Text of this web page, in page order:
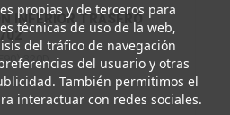
INFERIOR TRASERO
320D
propias y de terceros para
técnicas de uso de la web,
del tráfico de navegación
del usuario y otras
También permitimos el
interactuar con redes sociales.